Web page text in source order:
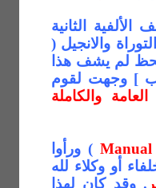
الثانية
التوراة والانجيل (
لم يشف هذا
] وجهت لقوم
والكاملة
Manual
) ورأوا
أو وكلاء لله
. وقدكان لهذا